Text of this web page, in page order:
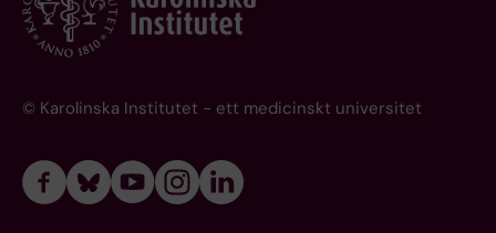
© Karolinska Institutet - ett medicinskt universitet